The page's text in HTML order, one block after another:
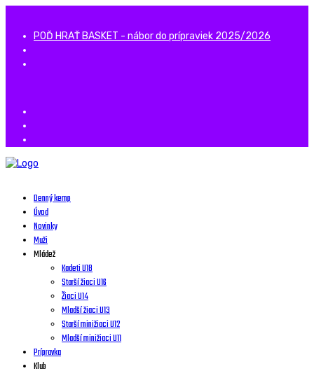
POĎ HRAŤ BASKET - nábor do prípraviek 2025/2026
Denný kemp
Úvod
Novinky
Muži
Mládež
Kadeti U18
Starší žiaci U16
Žiaci U14
Mladší žiaci U13
Starší minižiaci U12
Mladší minižiaci U11
Prípravka
Klub